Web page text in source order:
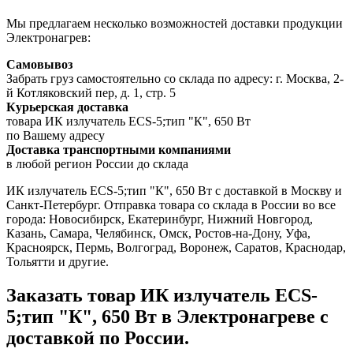
Мы предлагаем несколько возможностей доставки продукции
Электронагрев:
Самовывоз
Забрать груз самостоятельно со склада по адресу: г. Москва, 2-
й Котляковский пер, д. 1, стр. 5
Курьерская доставка
товара ИК излучатель ECS-5;тип "К", 650 Вт
по Вашему адресу
Доставка транспортными компаниями
в любой регион России до склада
ИК излучатель ECS-5;тип "К", 650 Вт с доставкой в Москву и
Санкт-Петербург. Отправка товара со склада в России во все
города: Новосибирск, Екатеринбург, Нижний Новгород,
Казань, Самара, Челябинск, Омск, Ростов-на-Дону, Уфа,
Красноярск, Пермь, Волгоград, Воронеж, Саратов, Краснодар,
Тольятти и другие.
Заказать товар ИК излучатель ECS-
5;тип "К", 650 Вт в Электронагреве с
доставкой по России.